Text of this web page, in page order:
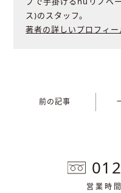
ス)のスタッフ。
著者の詳しいプロフィー
前の記事
営業時